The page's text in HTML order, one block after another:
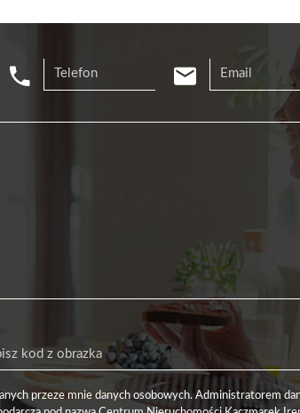
przeze mnie danych osobowych. Administratorem